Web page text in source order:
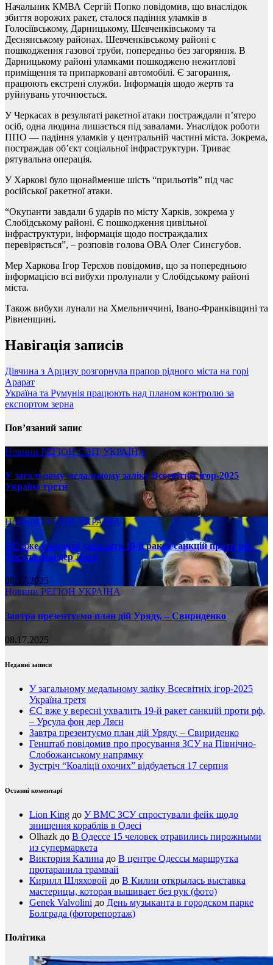
Начальник КМВА Сергій Попко повідомив, що внаслідок
збиття ворожих ракет, сталося падіння уламків в
Голосіївському, Дарницькому, Шевченківському та
Деснянському районах. Шевченківському районі є
пошкодження газової труби, попередньо без загоряння. В
Дарницькому районі уламками пошкоджено нежитлові
приміщення та припарковані автомобілі. Є загорання,
працюють екстрені служби. Інформація щодо жертв та
руйнувань уточнюється.
У Черкасах в результаті ракетної атаки постраждали пʼятеро
осіб, одна людина лишається під завалами. Унаслідок роботи
ППО — падіння уламків у центральній частині міста. Зокрема,
постраждав об’єкт соціальної інфраструктури. Триває
рятувальна операція.
У Харкові було щонайменше шість “прильотів” під час
російської ракетної атаки.
“Окупанти завдали 6 ударів по місту Харків, зокрема у
Слобідському районі. Є пошкодження цивільної
інфраструктури, інформація щодо постраждалих
перевіряється”, – розповів голова ОВА Олег Синєгубов.
Мер Харкова Ігор Терєхов повідомив, що за попередньою
інформацією всі вибухи пролунали у Слобідському районі
міста.
Також вибухи лунали на Хмельниччині, Івано-Франківщині та
Рівненщині.
Навігація записів
Дівчина з Арцизу розгорнула прапор рідного міста на горі
Арарат
Україна та Румунія працюють над планом контролю за
експортом зерна
Пов’язаний запис
Новини РЕГІОНСВІТ УКРАЇНА
У загальному медальному заліку Всесвітніх ігор-2025
Україна третя
08.17.2025
НовиниРЕГІОН УКРАЇНА
ЄС вже у вересні ухвалить 19-й ракет санкцій проти рф, –
Урсула фон дер Ляєн
08.17.2025
Новини РЕГІОН УКРАЇНА
Завтра презентуємо план дій Уряду, – Свириденко
08.17.2025
Недавні записи
У загальному медальному заліку Всесвітніх ігор-2025
Україна третя
ЄС вже у вересні ухвалить 19-й ракет санкцій проти рф,
– Урсула фон дер Ляєн
Завтра презентуємо план дій Уряду, – Свириденко
Генштаб повідомив про просування ЗСУ на Північно-
Слобожанському напрямку
Зустріч “Коаліції охочих” відбудеться 17 серпня
Останні коментарі
Lion King до У ВМС ЗСУ спростували фейк щодо
знищення кораблів в Одесі
Olhazk до В Одессе 15 человек отравились пирожными
из супермаркета
Виктория Калина до В центре Одессы маршрутка
протаранила трамвай
Кирилл Шляховой до В Килии открылась выставка
мастерицы, которая вышивает без рук (фото)
Genek Valvolini до День музыканта в городском парке
Болграда (фоторепортаж)
Політика